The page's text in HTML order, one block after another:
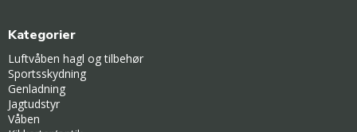
Kategorier
Luftvåben hagl og tilbehør
Sportsskydning
Genladning
Jagtudstyr
Våben